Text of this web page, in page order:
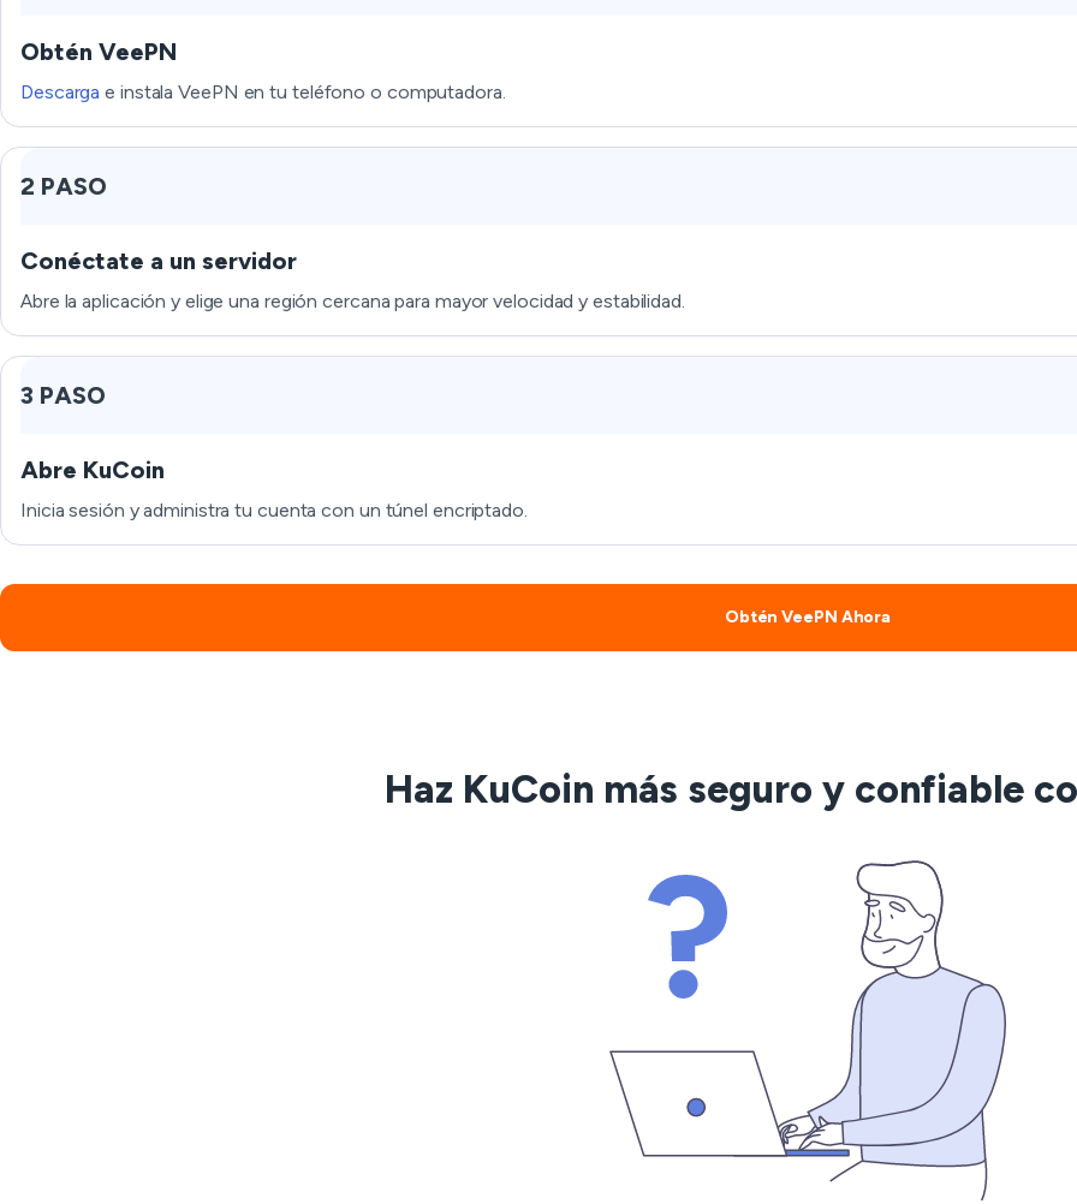
Obtén VeePN
Descarga e instala VeePN en tu teléfono o computadora.
2 PASO
Conéctate a un servidor
Abre la aplicación y elige una región cercana para mayor velocidad y estabilidad.
3 PASO
Abre KuCoin
Inicia sesión y administra tu cuenta con un túnel encriptado.
Obtén VeePN Ahora
Haz KuCoin más seguro y confiable